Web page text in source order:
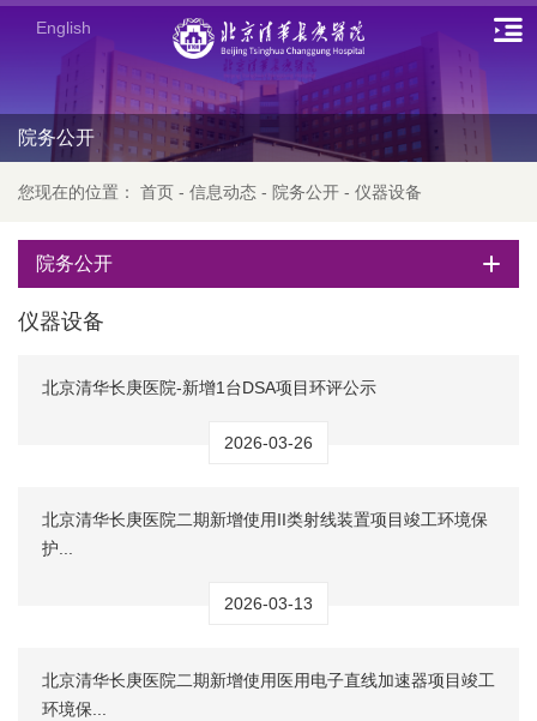
English
院务公开
您现在的位置： 首页 - 信息动态 - 院务公开 - 仪器设备
院务公开
仪器设备
北京清华长庚医院-新增1台DSA项目环评公示
2026-03-26
北京清华长庚医院二期新增使用II类射线装置项目竣工环境保
护...
2026-03-13
北京清华长庚医院二期新增使用医用电子直线加速器项目竣工
环境保...